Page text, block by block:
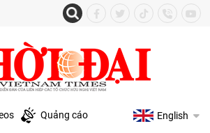
Quảng cáo English